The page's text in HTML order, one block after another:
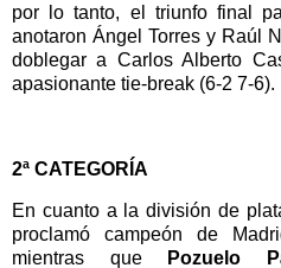
por lo tanto, el triunfo final
anotaron Ángel Torres y Raúl
doblegar a Carlos Alberto
apasionante tie-break (6-2 7-6).
2ª CATEGORÍA
En cuanto a la división de
proclamó campeón de
mientras que
Pozuelo